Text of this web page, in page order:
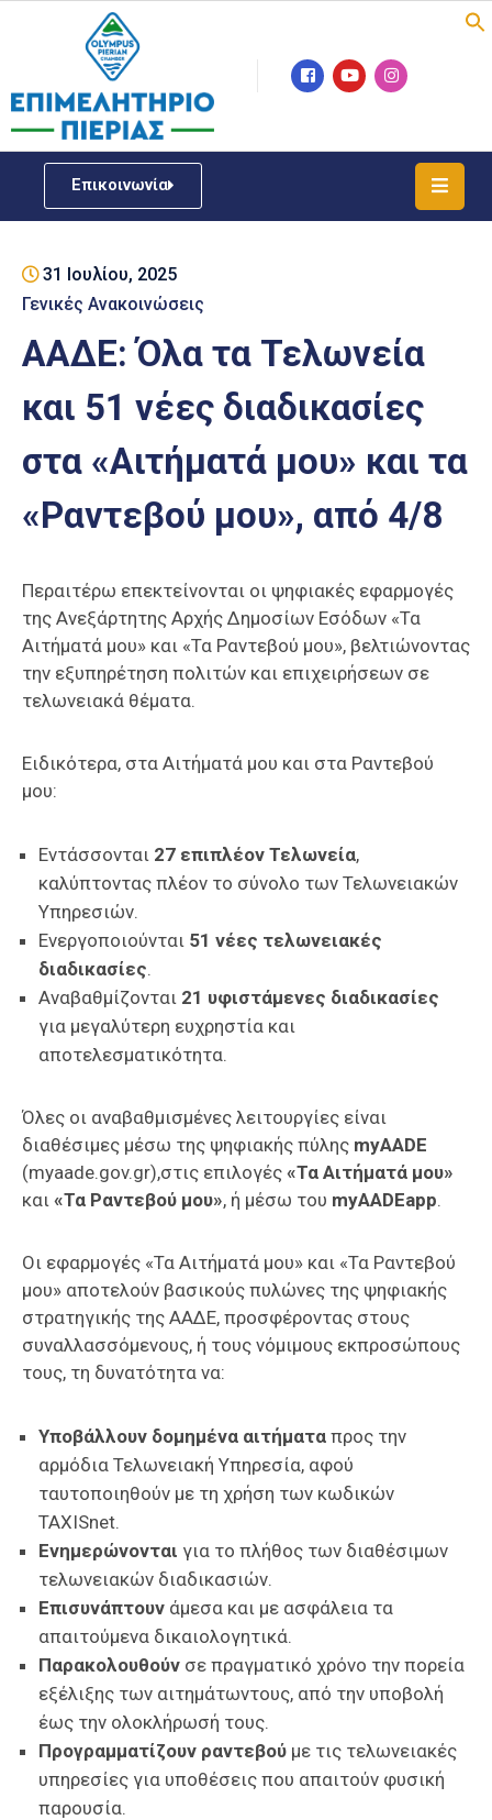
Επικοινωνία
Επιμελητήριο
Νέα
ΓΕΜΗ
Υποστήριξη
Έκθεση
Παραδοσιακών
Επαγγελμάτων
ΕΒΕΠ-
Πιερία
31 Ιουλίου, 2025
Γενικές Ανακοινώσεις
ΑΑΔΕ: Όλα τα Τελωνεία
και 51 νέες διαδικασίες
στα «Αιτήματά μου» και τα
«Ραντεβού μου», από 4/8
Περαιτέρω επεκτείνονται οι ψηφιακές εφαρμογές
της Ανεξάρτητης Αρχής Δημοσίων Εσόδων «Τα
Αιτήματά μου» και «Τα Ραντεβού μου», βελτιώνοντας
την εξυπηρέτηση πολιτών και επιχειρήσεων σε
τελωνειακά θέματα.
Ειδικότερα, στα Αιτήματά μου και στα Ραντεβού
μου:
Εντάσσονται 27 επιπλέον Τελωνεία,
καλύπτοντας πλέον το σύνολο των Τελωνειακών
Υπηρεσιών.
Ενεργοποιούνται 51 νέες τελωνειακές
διαδικασίες.
Αναβαθμίζονται 21 υφιστάμενες διαδικασίες
για μεγαλύτερη ευχρηστία και
αποτελεσματικότητα.
Όλες οι αναβαθμισμένες λειτουργίες είναι
διαθέσιμες μέσω της ψηφιακής πύλης myAADE
(myaade.gov.gr),στις επιλογές «Τα Αιτήματά μου»
και «Τα Ραντεβού μου», ή μέσω του myAADEapp.
Οι εφαρμογές «Τα Αιτήματά μου» και «Τα Ραντεβού
μου» αποτελούν βασικούς πυλώνες της ψηφιακής
στρατηγικής της ΑΑΔΕ, προσφέροντας στους
συναλλασσόμενους, ή τους νόμιμους εκπροσώπους
τους, τη δυνατότητα να:
Υποβάλλουν δομημένα αιτήματα προς την
αρμόδια Τελωνειακή Υπηρεσία, αφού
ταυτοποιηθούν με τη χρήση των κωδικών
TAXISnet.
Ενημερώνονται για το πλήθος των διαθέσιμων
τελωνειακών διαδικασιών.
Επισυνάπτουν άμεσα και με ασφάλεια τα
απαιτούμενα δικαιολογητικά.
Παρακολουθούν σε πραγματικό χρόνο την πορεία
εξέλιξης των αιτημάτωντους, από την υποβολή
έως την ολοκλήρωσή τους.
Προγραμματίζουν ραντεβού με τις τελωνειακές
υπηρεσίες για υποθέσεις που απαιτούν φυσική
παρουσία.